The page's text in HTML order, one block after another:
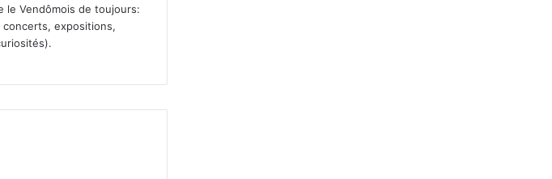
le Vendômois de toujours:
concerts, expositions,